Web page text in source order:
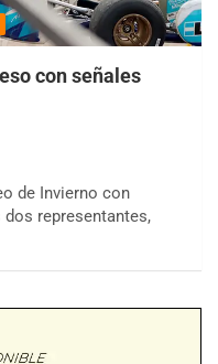
con señales
de Invierno con
representantes,